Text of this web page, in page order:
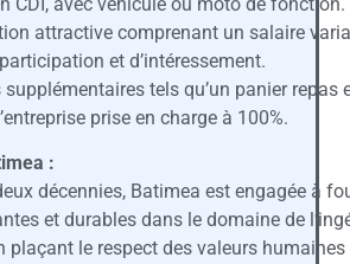
attractive comprenant un salaire
et d’intéressement.
tels qu’un panier repas
prise en charge à 100%.
:
décennies, Batimea est engagée à
et durables dans le domaine de
plaçant le respect des valeurs